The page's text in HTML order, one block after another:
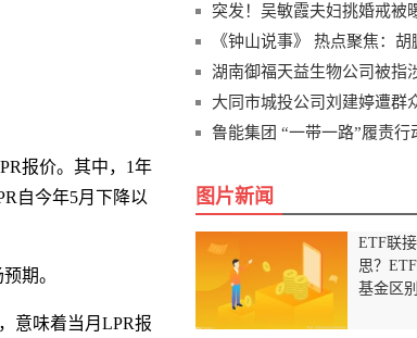
报价。其中，1年
自今年5月下降以
期。
意味着当月LPR报
突发！吴敏霞夫妇挑婚戒被
《钟山说事》 热点聚焦：
湖南御福天益生物公司被指
大同市城投公司刘建婷遭群
鲁能集团 “一带一路”履责行
图片新闻
ETF联
思？
基金区